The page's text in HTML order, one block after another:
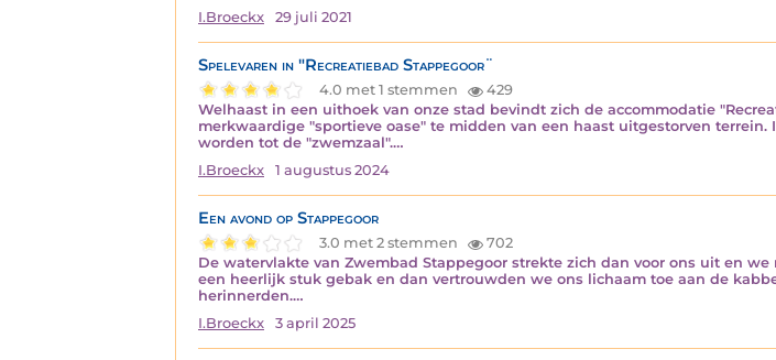
I.Broeckx
29 juli 2021
Spelevaren in "Recreatiebad Stappegoor¨
4.0 met 1 stemmen
429
Welhaast in een uithoek van onze stad bevindt zich de accommodatie
merkwaardige "sportieve oase" te midden van een haast uitgestorven
worden tot de "zwemzaal".…
I.Broeckx
1 augustus 2024
Een avond op Stappegoor
3.0 met 2 stemmen
702
De watervlakte van Zwembad Stappegoor strekte zich dan voor ons uit en
een heerlijk stuk gebak en dan vertrouwden we ons lichaam toe aan de
herinnerden.…
I.Broeckx
3 april 2025